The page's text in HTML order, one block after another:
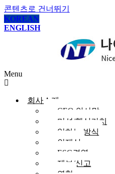
콘텐츠로 건너뛰기
KOREAN
ENGLISH
Menu
회사소개
CEO 인사말
미션/핵심가치
일하는 방식
인재상
ESG경영
제보/신고